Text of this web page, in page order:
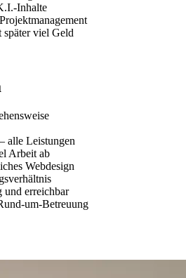
Inhalte
später viel Geld
alle Leistungen
Arbeit ab
Webdesign
und erreichbar
um-Betreuung